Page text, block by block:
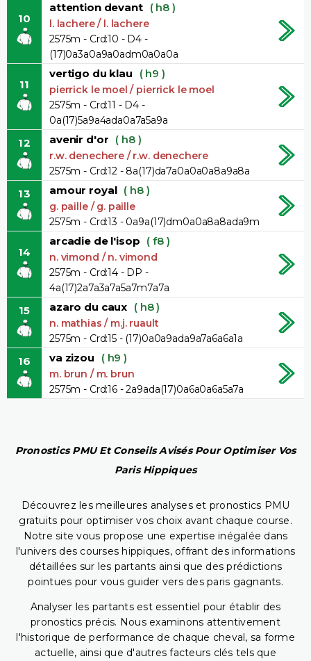
10
attention devant ( h8 )
l. lachere / l. lachere
2575m - Crd:10 - D4 -
(17)0a3a0a9a0adm0a0a0a
11
vertigo du klau ( h9 )
pierrick le moel / pierrick le moel
2575m - Crd:11 - D4 -
0a(17)5a9a4ada0a7a5a9a
12 avenir d'or ( h8 )
r.w. denechere / r.w. denechere
2575m - Crd:12 - 8a(17)da7a0a0a0a8a9a8a
13 amour royal ( h8 )
g. paille / g. paille
2575m - Crd:13 - 0a9a(17)dm0a0a8a8ada9m
14
arcadie de l'isop ( f8 )
n. vimond / n. vimond
2575m - Crd:14 - DP -
4a(17)2a7a3a7a5a7m7a7a
15 azaro du caux ( h8 )
n. mathias / m.j. ruault
2575m - Crd:15 - (17)0a0a9ada9a7a6a6a1a
16 va zizou ( h9 )
m. brun / m. brun
2575m - Crd:16 - 2a9ada(17)0a6a0a6a5a7a
Pronostics PMU Et Conseils Avisés Pour Optimiser Vos
Paris Hippiques
Découvrez les meilleures analyses et pronostics PMU
gratuits pour optimiser vos choix avant chaque course.
Notre site vous propose une expertise inégalée dans
l'univers des courses hippiques, offrant des informations
détaillées sur les partants ainsi que des prédictions
pointues pour vous guider vers des paris gagnants.
Analyser les partants est essentiel pour établir des
pronostics précis. Nous examinons attentivement
l'historique de performance de chaque cheval, sa forme
actuelle, ainsi que d'autres facteurs clés tels que